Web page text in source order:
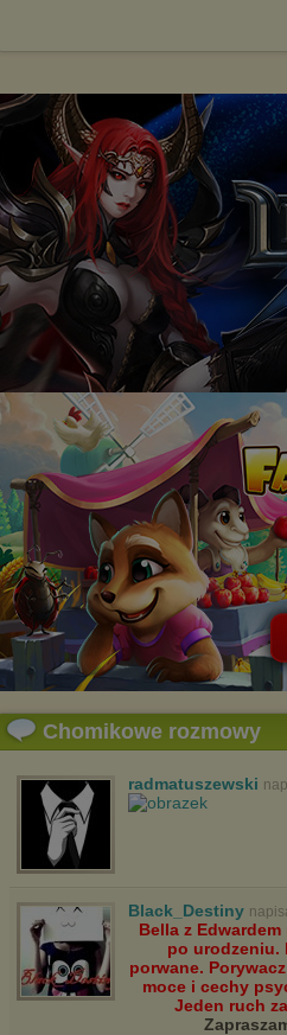
Chomikowe rozmowy
radmatuszewski
Black_Destiny
Bella z
po urodzeniu.
porwane.
moce i cechy
Jeden ruch